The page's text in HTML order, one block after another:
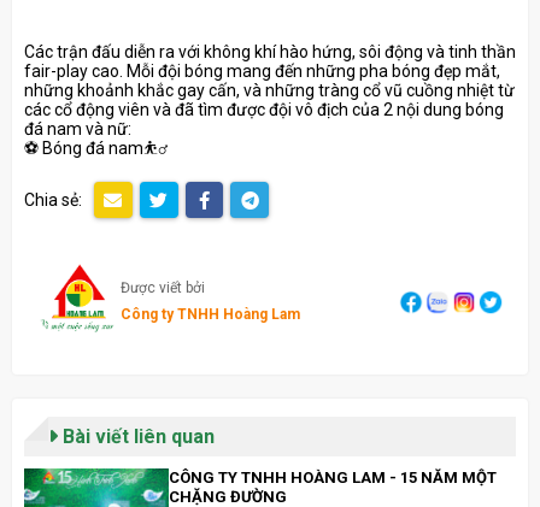
Các trận đấu diễn ra với không khí hào hứng, sôi động và tinh thần
fair-play cao. Mỗi đội bóng mang đến những pha bóng đẹp mắt,
những khoảnh khắc gay cấn, và những tràng cổ vũ cuồng nhiệt từ
các cổ động viên và đã tìm được đội vô địch của 2 nội dung bóng
đá nam và nữ:
⚽ Bóng đá nam⛹️‍♂️
Chia sẻ:
Được viết bởi
Công ty TNHH Hoàng Lam
Bài viết liên quan
CÔNG TY TNHH HOÀNG LAM - 15 NĂM MỘT
CHẶNG ĐƯỜNG